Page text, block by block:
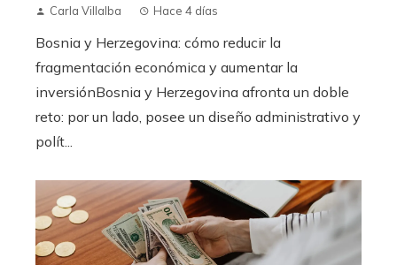
Carla Villalba Hace 4 días
Bosnia y Herzegovina: cómo reducir la
fragmentación económica y aumentar la
inversiónBosnia y Herzegovina afronta un doble
reto: por un lado, posee un diseño administrativo y
polít...